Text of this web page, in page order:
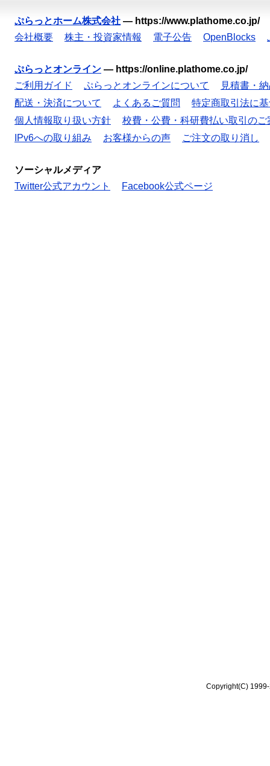
ぷらっとホーム株式会社 — https://www.plathome.co.jp/
会社概要
株主・投資家情報 電子公告 OpenBlocks
ぷらっとオンライン — https://online.plathome.co.jp/
ご利用ガイド
ぷらっとオンラインについて
見積書・
配送・決済について
よくあるご質問
特定商取引法に
個人情報取り扱い方針
校費・公費・科研費払い取引のご
IPv6への取り組み
お客様からの声 ご注文の取り消し
ソーシャルメディア
Twitter公式アカウント
Facebook公式ページ
Copyright(C)